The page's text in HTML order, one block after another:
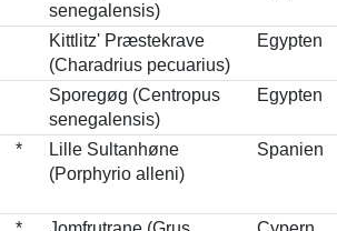
senegalensis)
Kittlitz' Præstekrave
(Charadrius pecuarius)
Egypten
Sporegøg (Centropus
senegalensis)
Egypten
*
Lille Sultanhøne
(Porphyrio alleni)
Spanien